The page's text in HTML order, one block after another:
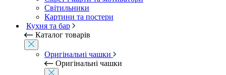
Світильники
Картини та постери
Кухня та бар
Каталог товарів
Оригінальні чашки
Оригінальні чашки